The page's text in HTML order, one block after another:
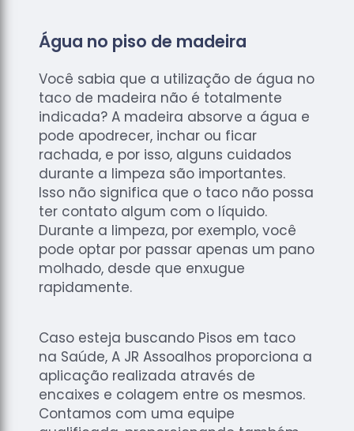
Madeiras
Água no piso de madeira
Você sabia que a utilização de água no
taco de madeira não é totalmente
indicada? A madeira absorve a água e
pode apodrecer, inchar ou ficar
rachada, e por isso, alguns cuidados
durante a limpeza são importantes.
Isso não significa que o taco não possa
ter contato algum com o líquido.
Durante a limpeza, por exemplo, você
pode optar por passar apenas um pano
molhado, desde que enxugue
rapidamente.
Caso esteja buscando Pisos em taco
na Saúde, A JR Assoalhos proporciona a
aplicação realizada através de
encaixes e colagem entre os mesmos.
Contamos com uma equipe